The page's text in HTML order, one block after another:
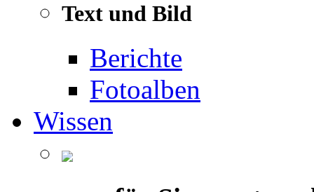
Text und Bild
Berichte
Fotoalben
Wissen